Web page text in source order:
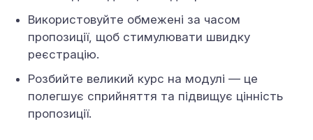
Використовуйте обмежені за часом
пропозиції, щоб стимулювати швидку
реєстрацію.
Розбийте великий курс на модулі — це
полегшує сприйняття та підвищує цінність
пропозиції.